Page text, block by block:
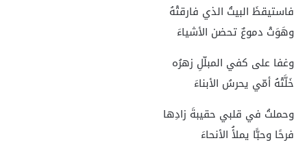
فاستيقظَ البيتُ الذي فارقتْهُ
وهَوَتْ دموعٌ تحضن الأشياءَ
وغفا على كفي المبلّلِ زهرُه
خَلَّتْهُ أمّي يحرسُ الأبناءَ
وحملتُ في قلبي حقيبةَ زادِها
فرحًا وحبًّا يملأُ الأنحاءَ